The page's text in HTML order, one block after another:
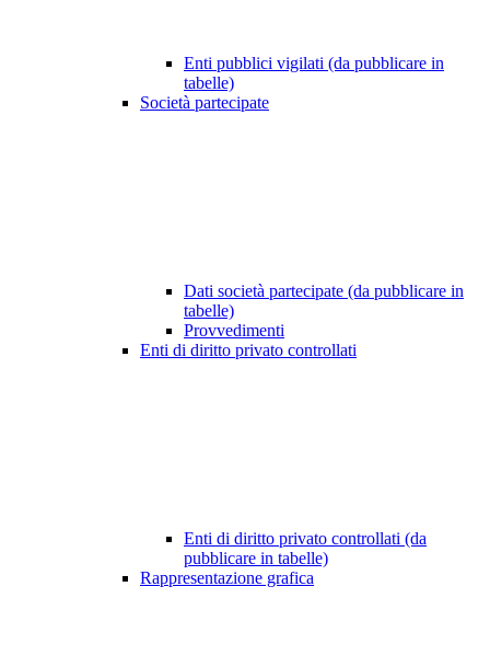
Enti pubblici vigilati (da pubblicare in
tabelle)
Società partecipate
Dati società partecipate (da pubblicare in
tabelle)
Provvedimenti
Enti di diritto privato controllati
Enti di diritto privato controllati (da
pubblicare in tabelle)
Rappresentazione grafica